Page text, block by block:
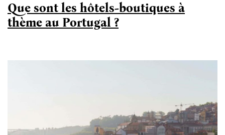
Que sont les hôtels-boutiques à
thème au Portugal ?